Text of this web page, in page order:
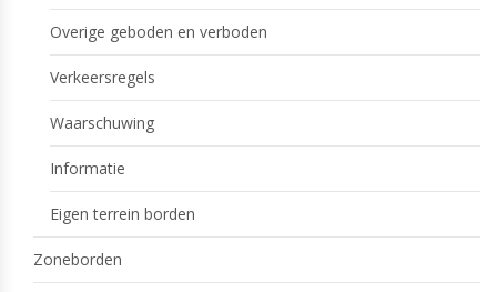
Overige geboden en verboden
Verkeersregels
Waarschuwing
Informatie
Eigen terrein borden
Zoneborden